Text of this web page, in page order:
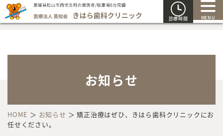
診療時間 MENU
お知らせ
HOME ＞ お知らせ ＞ 矯正治療はぜひ、きはら歯科クリニックにお
任せください。